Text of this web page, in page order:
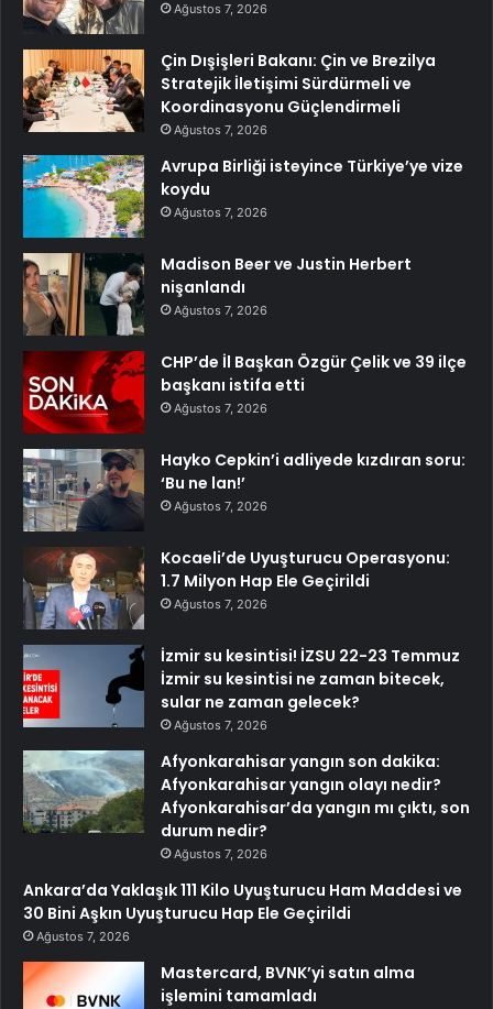
Ağustos 7, 2026
Çin Dışişleri Bakanı: Çin ve Brezilya
Stratejik İletişimi Sürdürmeli ve
Koordinasyonu Güçlendirmeli
Ağustos 7, 2026
Avrupa Birliği isteyince Türkiye’ye vize
koydu
Ağustos 7, 2026
Madison Beer ve Justin Herbert
nişanlandı
Ağustos 7, 2026
CHP’de İl Başkan Özgür Çelik ve 39 ilçe
başkanı istifa etti
Ağustos 7, 2026
Hayko Cepkin’i adliyede kızdıran soru:
‘Bu ne lan!’
Ağustos 7, 2026
Kocaeli’de Uyuşturucu Operasyonu:
1.7 Milyon Hap Ele Geçirildi
Ağustos 7, 2026
İzmir su kesintisi! İZSU 22-23 Temmuz
İzmir su kesintisi ne zaman bitecek,
sular ne zaman gelecek?
Ağustos 7, 2026
Afyonkarahisar yangın son dakika:
Afyonkarahisar yangın olayı nedir?
Afyonkarahisar’da yangın mı çıktı, son
durum nedir?
Ağustos 7, 2026
Ankara’da Yaklaşık 111 Kilo Uyuşturucu Ham Maddesi ve
30 Bini Aşkın Uyuşturucu Hap Ele Geçirildi
Ağustos 7, 2026
Mastercard, BVNK’yi satın alma
işlemini tamamladı